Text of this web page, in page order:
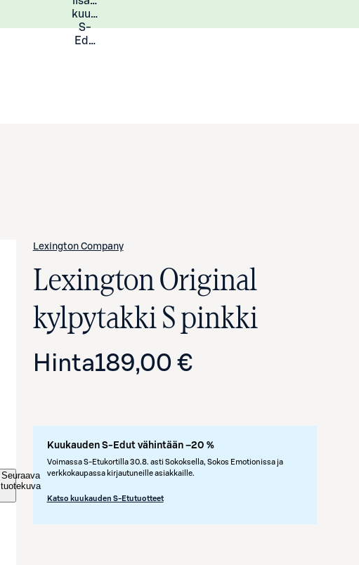
kuukauden
S-
Eduista
Seuraava
tuotekuva
Lexington Company
Lexington Original
kylpytakki S pinkki
Hinta189,00 €
Kuukauden S-Edut vähintään –20 %
Voimassa S-Etukortilla 30.8. asti Sokoksella, Sokos Emotionissa ja
verkkokaupassa kirjautuneille asiakkaille.
Katso kuukauden S-Etutuotteet